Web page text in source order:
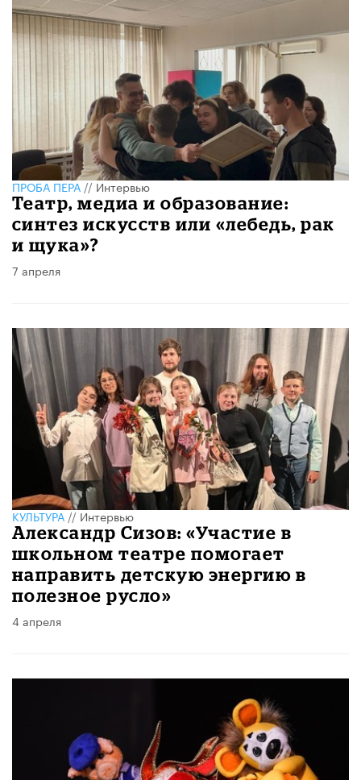
ПРОБА ПЕРА//Интервью
Театр, медиа и образование:
синтез искусств или «лебедь, рак
и щука»?
7 апреля
КУЛЬТУРА//Интервью
Александр Сизов: «Участие в
школьном театре помогает
направить детскую энергию в
полезное русло»
4 апреля